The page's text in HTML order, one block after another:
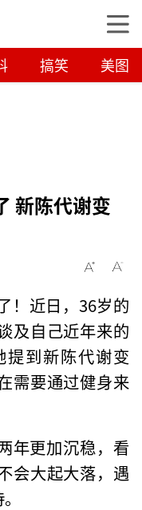
搞笑 美图
新陈代谢变
！近日，36岁的
及自己近年来的
到新陈代谢变
需要通过健身来
年更加沉稳，看
会大起大落，遇